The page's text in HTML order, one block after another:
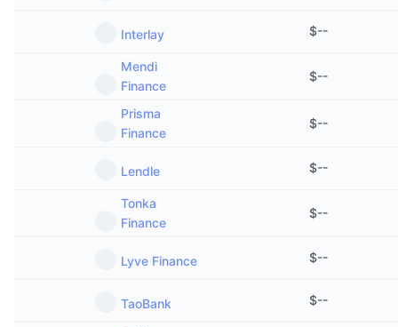
Interlay $--
Mendi
Finance
$--
Prisma
Finance
$--
Lendle $--
Tonka
Finance
$--
Lyve Finance $--
TaoBank $--